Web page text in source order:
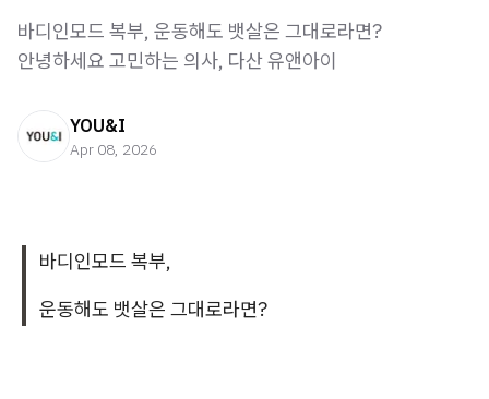
바디인모드 복부, 운동해도 뱃살은 그대로라면? ​
안녕하세요 고민하는 의사, 다산 유앤아이
YOU&I
Apr 08, 2026
바디인모드 복부,
운동해도 뱃살은 그대로라면?